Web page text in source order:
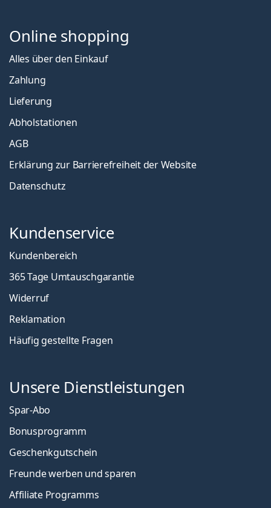
Online shopping
Alles über den Einkauf
Zahlung
Lieferung
Abholstationen
AGB
Erklärung zur Barrierefreiheit der Website
Datenschutz
Kundenservice
Kundenbereich
365 Tage Umtauschgarantie
Widerruf
Reklamation
Häufig gestellte Fragen
Unsere Dienstleistungen
Spar-Abo
Bonusprogramm
Geschenkgutschein
Freunde werben und sparen
Affiliate Programms